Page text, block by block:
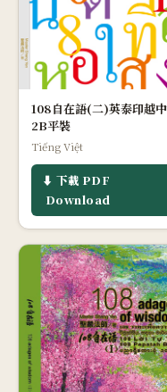
108自在語(二)英泰印越中
2B平裝
Tiếng Việt
⬇ 下載 PDF
Download